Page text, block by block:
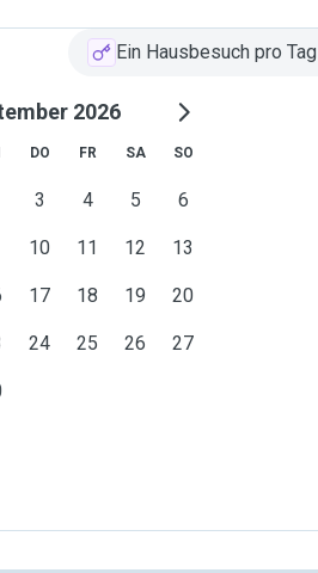
Ein Hausbesuch pro Tag
2026
DO FR SA SO
3 4 5 6
10 11 12 13
17 18 19 20
24 25 26 27